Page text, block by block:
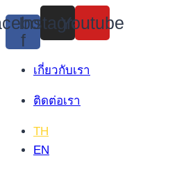
Skip
to
content
f
Instagram
Youtube
เกี่ยวกับเรา
ติดต่อเรา
TH
EN